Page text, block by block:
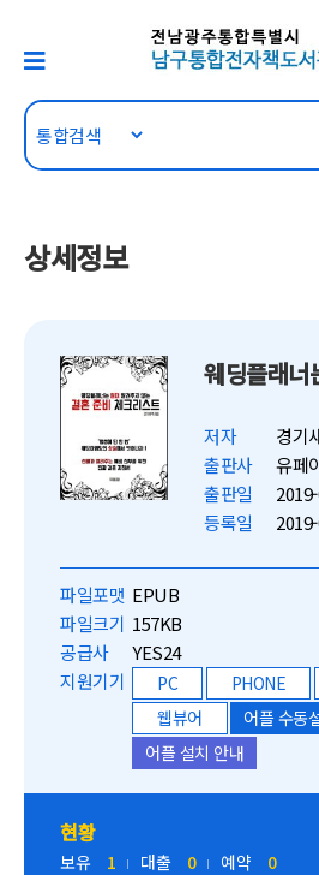
상세정보
저자
경기
출판사
유페
출판일
등록일
파일포맷 EPUB
파일크기 157KB
공급사
YES24
지원기기
PC PHONE
웹뷰어
어플 수동
어플 설치 안내
현황
보유 1 대출 0 예약 0